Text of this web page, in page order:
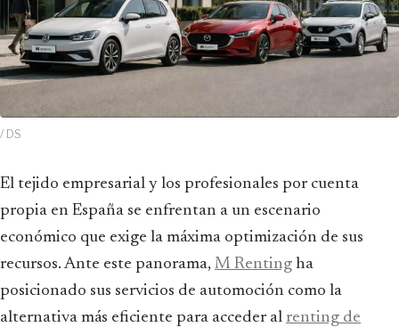
/ DS
El tejido empresarial y los profesionales por cuenta
propia en España se enfrentan a un escenario
económico que exige la máxima optimización de sus
recursos. Ante este panorama, M Renting ha
posicionado sus servicios de automoción como la
alternativa más eficiente para acceder al renting de